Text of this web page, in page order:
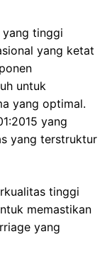
yang tinggi
yang ketat
untuk
yang optimal.
yang
yang terstruktur
tinggi
memastikan
yang